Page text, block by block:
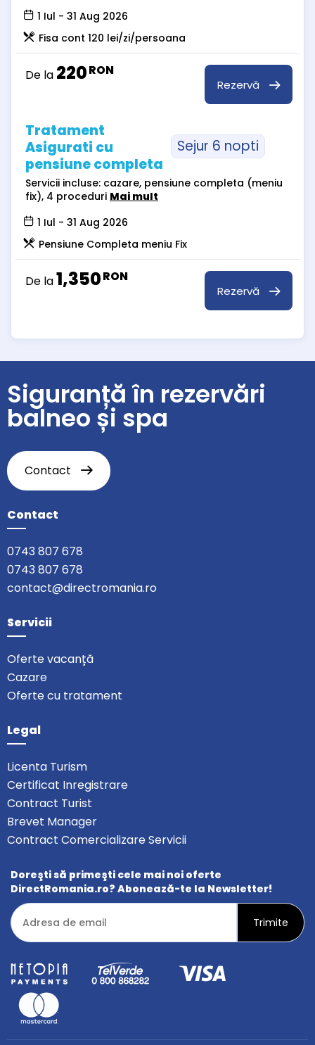
1 Iul - 31 Aug 2026
Fisa cont 120 lei/zi/persoana
De la 220RON
Rezervă
Tratament
Asigurati cu
pensiune completa
Sejur 6 nopti
Servicii incluse: cazare, pensiune completa (meniu
fix), 4 proceduri Mai mult
1 Iul - 31 Aug 2026
Pensiune Completa meniu Fix
De la1,350RON
Rezervă
Siguranță în rezervări
balneo și spa
Contact
Contact
0743 807 678
0743 807 678
contact@directromania.ro
Servicii
Oferte vacanță
Cazare
Oferte cu tratament
Legal
Licenta Turism
Certificat Inregistrare
Contract Turist
Brevet Manager
Contract Comercializare Servicii
Doreşti să primeşti cele mai noi oferte
DirectRomania.ro? Abonează-te la Newsletter!